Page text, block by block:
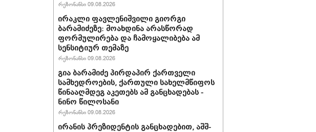
რეზონანსი 09.08.2026
ირაკლი ფავლენიშვილი გიორგი
ბარამიძეზე: მოახდინა არასწორად
ფორმულირება და ჩამოყალიბება ამ
სენსიტიურ თემაზე
რეზონანსი 09.08.2026
გია ბარამიძე პირდაპირ ქართველი
სამხედროების, ქართული სახელმწიფოს
წინააღმდეგ აკეთებს ამ განცხადებას -
ნინო წილოსანი
რეზონანსი 09.08.2026
ირანის პრეზიდენტის განცხადებით, აშშ-